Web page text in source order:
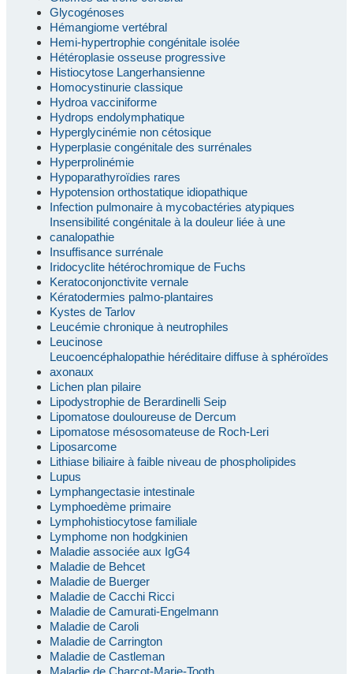
Glycogénoses
Hémangiome vertébral
Hemi-hypertrophie congénitale isolée
Hétéroplasie osseuse progressive
Histiocytose Langerhansienne
Homocystinurie classique
Hydroa vacciniforme
Hydrops endolymphatique
Hyperglycinémie non cétosique
Hyperplasie congénitale des surrénales
Hyperprolinémie
Hypoparathyroïdies rares
Hypotension orthostatique idiopathique
Infection pulmonaire à mycobactéries atypiques
Insensibilité congénitale à la douleur liée à une
canalopathie
Insuffisance surrénale
Iridocyclite hétérochromique de Fuchs
Keratoconjonctivite vernale
Kératodermies palmo-plantaires
Kystes de Tarlov
Leucémie chronique à neutrophiles
Leucinose
Leucoencéphalopathie héréditaire diffuse à sphéroïdes
axonaux
Lichen plan pilaire
Lipodystrophie de Berardinelli Seip
Lipomatose douloureuse de Dercum
Lipomatose mésosomateuse de Roch-Leri
Liposarcome
Lithiase biliaire à faible niveau de phospholipides
Lupus
Lymphangectasie intestinale
Lymphoedème primaire
Lymphohistiocytose familiale
Lymphome non hodgkinien
Maladie associée aux IgG4
Maladie de Behcet
Maladie de Buerger
Maladie de Cacchi Ricci
Maladie de Camurati-Engelmann
Maladie de Caroli
Maladie de Carrington
Maladie de Castleman
Maladie de Charcot-Marie-Tooth